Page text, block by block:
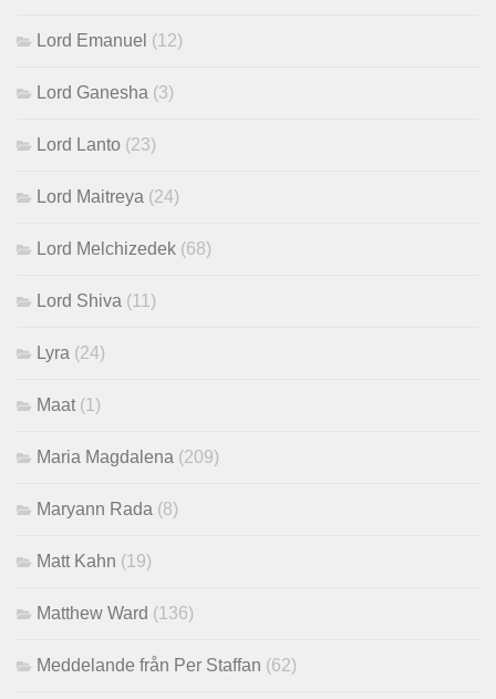
Lord Emanuel (12)
Lord Ganesha (3)
Lord Lanto (23)
Lord Maitreya (24)
Lord Melchizedek (68)
Lord Shiva (11)
Lyra (24)
Maat(1)
Maria Magdalena (209)
Maryann Rada (8)
Matt Kahn (19)
Matthew Ward (136)
Meddelande från Per Staffan (62)